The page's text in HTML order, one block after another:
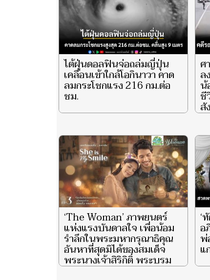
ไต้ฝุ่นดอลฟินจ่อถล่มญี่ปุ่น
เคลื่อนเข้าใกล้โอกินาวา คาด
ลมกระโชกแรง 216 กม.ต่อ
ชม.
ศ
ล
น้
ชี
สั
‘The Woman’ ภาพยนตร์
แห่งแรงบันดาลใจ เพื่อน้อม
รำลึกในพระมหากรุณาธิคุณ
อันหาที่สุดมิได้ของสมเด็จ
พระนางเจ้าสิริกิติ์ พระบรม
ราชินีนาถ พระบรมราชชนนี
‘
อ
พ่
แ